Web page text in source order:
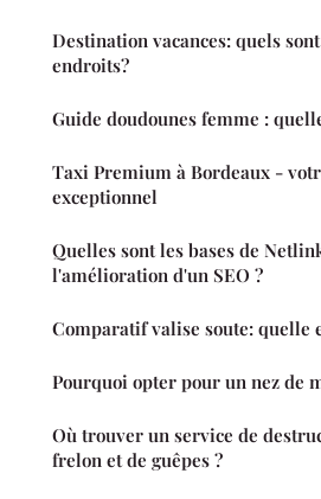
Destination vacances: quels
endroits?
Guide doudounes femme :
Taxi Premium à Bordeaux -
exceptionnel
Quelles sont les bases de
l'amélioration d'un SEO ?
Comparatif valise soute: quelle
Pourquoi opter pour un nez de
Où trouver un service de
frelon et de guêpes ?